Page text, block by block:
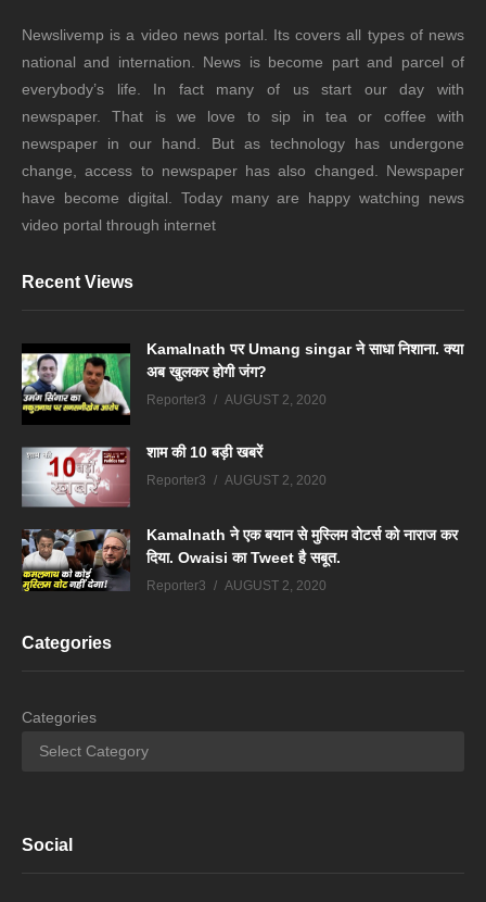
Newslivemp is a video news portal. Its covers all types of news
national and internation. News is become part and parcel of
everybody’s life. In fact many of us start our day with
newspaper. That is we love to sip in tea or coffee with
newspaper in our hand. But as technology has undergone
change, access to newspaper has also changed. Newspaper
have become digital. Today many are happy watching news
video portal through internet
Recent Views
Kamalnath पर Umang singar ने साधा निशाना. क्या
अब खुलकर होगी जंग?
Reporter3 AUGUST 2, 2020
शाम की 10 बड़ी खबरें
Reporter3 AUGUST 2, 2020
Kamalnath ने एक बयान से मुस्लिम वोटर्स को नाराज कर
दिया. Owaisi का Tweet है सबूत.
Reporter3 AUGUST 2, 2020
Categories
Categories
Social